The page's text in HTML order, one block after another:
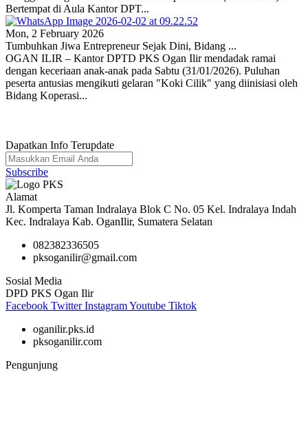
Bertempat di Aula Kantor DPT...
Mon, 2 February 2026
Tumbuhkan Jiwa Entrepreneur Sejak Dini, Bidang ...
OGAN ILIR – Kantor DPTD PKS Ogan Ilir mendadak ramai
dengan keceriaan anak-anak pada Sabtu (31/01/2026). Puluhan
peserta antusias mengikuti gelaran "Koki Cilik" yang diinisiasi oleh
Bidang Koperasi...
Dapatkan Info Terupdate
Subscribe
Alamat
Jl. Komperta Taman Indralaya Blok C No. 05 Kel. Indralaya Indah
Kec. Indralaya Kab. OganIlir, Sumatera Selatan
082382336505
pksoganilir@gmail.com
Sosial Media
DPD PKS Ogan Ilir
Facebook Twitter InstagramYoutube Tiktok
oganilir.pks.id
pksoganilir.com
Pengunjung